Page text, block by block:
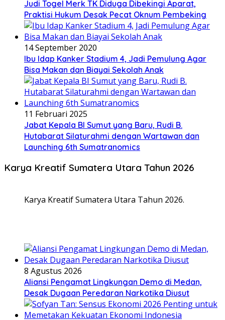
Judi Togel Merk TK Diduga Dibekingi Aparat,
Praktisi Hukum Desak Pecat Oknum Pembeking
14 September 2020
Ibu Idap Kanker Stadium 4, Jadi Pemulung Agar
Bisa Makan dan Biayai Sekolah Anak
11 Februari 2025
Jabat Kepala BI Sumut yang Baru, Rudi B.
Hutabarat Silaturahmi dengan Wartawan dan
Launching 6th Sumatranomics
Karya Kreatif Sumatera Utara Tahun 2026
Karya Kreatif Sumatera Utara Tahun 2026.
8 Agustus 2026
Aliansi Pengamat Lingkungan Demo di Medan,
Desak Dugaan Peredaran Narkotika Diusut